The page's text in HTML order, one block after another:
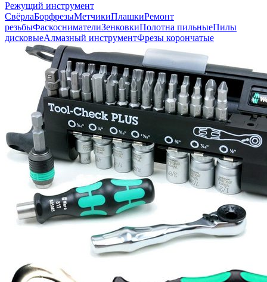
Режущий инструмент
СвёрлаБорфрезыМетчикиПлашкиРемонт
резьбыФаскоснимателиЗенковкиПолотна пильныеПилы
дисковыеАлмазный инструментФрезы корончатые